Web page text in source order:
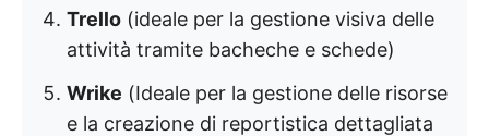
Trello (ideale per la gestione visiva delle
attività tramite bacheche e schede)
Wrike (Ideale per la gestione delle risorse
e la creazione di reportistica dettagliata